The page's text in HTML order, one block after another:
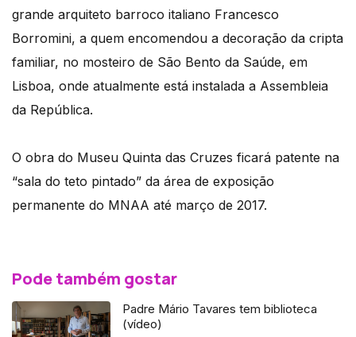
grande arquiteto barroco italiano Francesco
Borromini, a quem encomendou a decoração da cripta
familiar, no mosteiro de São Bento da Saúde, em
Lisboa, onde atualmente está instalada a Assembleia
da República.
O obra do Museu Quinta das Cruzes ficará patente na
“sala do teto pintado” da área de exposição
permanente do MNAA até março de 2017.
Pode também gostar
Padre Mário Tavares tem biblioteca
(vídeo)